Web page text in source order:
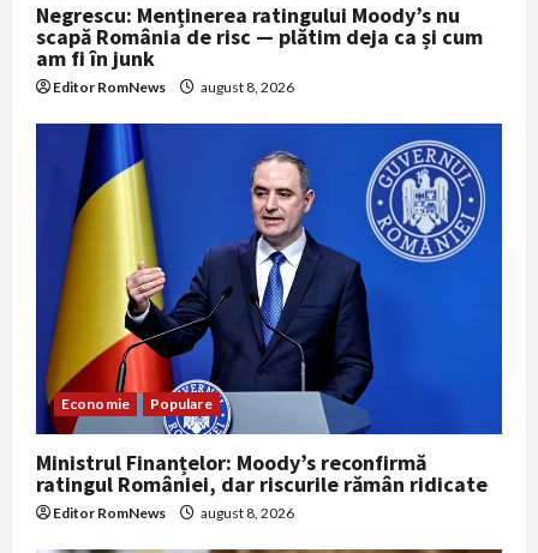
Negrescu: Menținerea ratingului Moody’s nu
scapă România de risc — plătim deja ca și cum
am fi în junk
Editor RomNews august 8, 2026
Economie Populare
Ministrul Finanțelor: Moody’s reconfirmă
ratingul României, dar riscurile rămân ridicate
Editor RomNews august 8, 2026